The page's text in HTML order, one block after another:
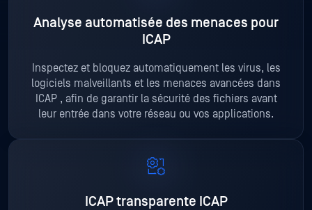
Analyse automatisée des menaces pour
ICAP
Inspectez et bloquez automatiquement les virus, les
logiciels malveillants et les menaces avancées dans
ICAP , afin de garantir la sécurité des fichiers avant
leur entrée dans votre réseau ou vos applications.
ICAP transparente ICAP